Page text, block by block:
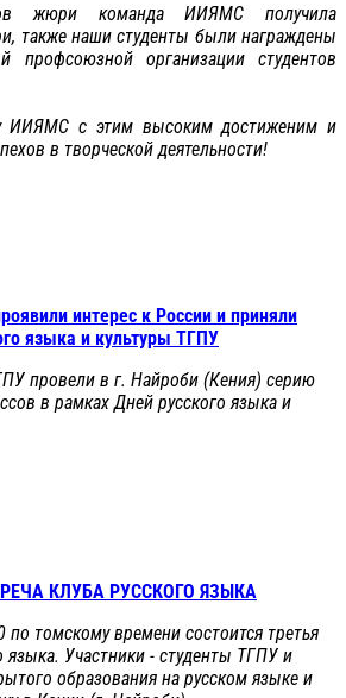
жюри команда ИИЯМС получила
также наши студенты были награждены
профсоюзной организации студентов
ИИЯМС с этим высоким достиженим и
в творческой деятельности!
интерес к России и приняли
языка и культуры ТГПУ
провели в г. Найроби (Кения) серию
в рамках Дней русского языка и
КЛУБА РУССКОГО ЯЗЫКА
томскому времени состоится третья
языка. Участники - студенты ТГПУ и
образования на русском языке и